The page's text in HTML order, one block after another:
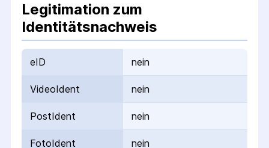
Legitimation zum
Identitätsnachweis
eID nein
VideoIdent nein
PostIdent nein
FotoIdent nein